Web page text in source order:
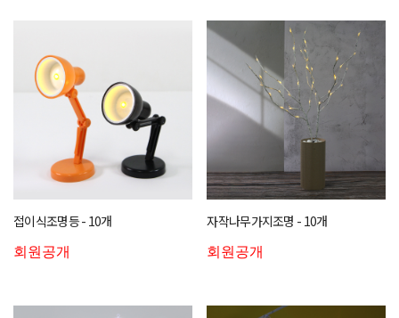
접이식조명등 - 10개
회원공개
자작나무가지조명 - 10개
회원공개